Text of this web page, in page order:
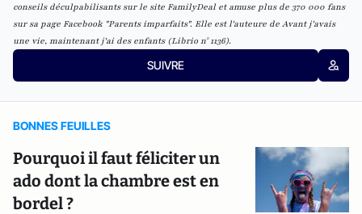
conseils déculpabilisants sur le site FamilyDeal et amuse plus de 370 000 fans
sur sa page Facebook "Parents imparfaits". Elle est l'auteure de Avant j'avais
une vie, maintenant j'ai des enfants (Librio n° 1136).
SUIVRE
BONNES FEUILLES
Pourquoi il faut féliciter un
ado dont la chambre est en
bordel ?